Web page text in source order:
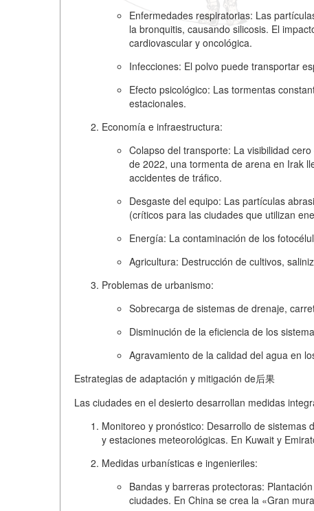
Enfermedades respiratorias: Las
la bronquitis, causando silicosis. El
cardiovascular y oncológica.
Infecciones: El polvo puede transportar
Efecto psicológico: Las tormentas
estacionales.
Economía e infraestructura:
Colapso del transporte: La visibilidad
de 2022, una tormenta de arena en Irak
accidentes de tráfico.
Desgaste del equipo: Las partículas
(críticos para las ciudades que utilizan
Energía: La contaminación de los
Agricultura: Destrucción de cultivos,
Problemas de urbanismo:
Sobrecarga de sistemas de drenaje,
Disminución de la eficiencia de los
Agravamiento de la calidad del agua en
Estrategias de adaptación y mitigación de后果
Las ciudades en el desierto desarrollan medidas
Monitoreo y pronóstico: Desarrollo de sistemas
y estaciones meteorológicas. En Kuwait y
Medidas urbanísticas e ingenieriles:
Bandas y barreras protectoras:
ciudades. En China se crea la «Gran